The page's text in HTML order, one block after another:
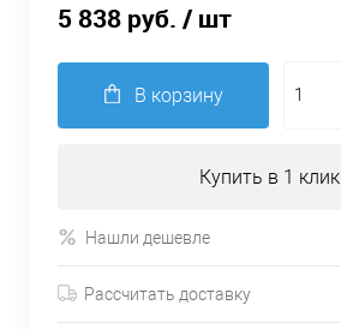
5 838 руб. / шт
В корзину
Купить в 1 клик
Нашли дешевле
Рассчитать доставку